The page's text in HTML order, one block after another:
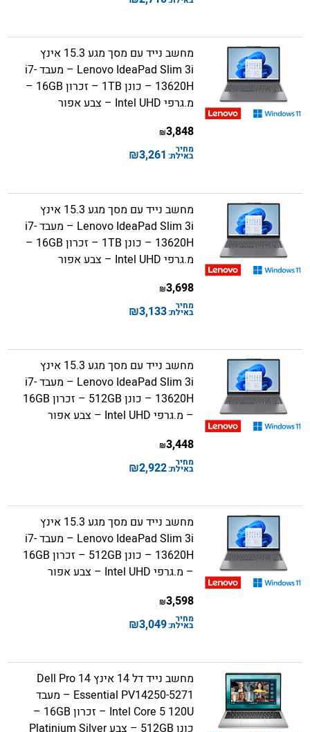
מחשב נייד עם מסך מגע 15.3 אינץ
Lenovo IdeaPad Slim 3i – מעבד i7-
13620H – כונן 1TB – זכרון 16GB –
מ.גרפי Intel UHD – צבע אפור
3,848
₪
מחיר
באילת: 3,261
₪
מחשב נייד עם מסך מגע 15.3 אינץ
Lenovo IdeaPad Slim 3i – מעבד i7-
13620H – כונן 1TB – זכרון 16GB –
מ.גרפי Intel UHD – צבע אפור
3,698
₪
מחיר
באילת:3,133
₪
מחשב נייד עם מסך מגע 15.3 אינץ
Lenovo IdeaPad Slim 3i – מעבד i7-
13620H – כונן 512GB – זכרון 16GB
– מ.גרפי Intel UHD – צבע אפור
3,448
₪
מחיר
באילת:2,922
₪
מחשב נייד עם מסך מגע 15.3 אינץ
Lenovo IdeaPad Slim 3i – מעבד i7-
13620H – כונן 512GB – זכרון 16GB
– מ.גרפי Intel UHD – צבע אפור
3,598
₪
מחיר
באילת:3,049
₪
מחשב נייד דל 14 אינץ Dell Pro 14
Essential PV14250-5271 – מעבד
Intel Core 5 120U – זכרון 16GB –
כונן 512GB – צבע Platinium Silver